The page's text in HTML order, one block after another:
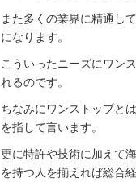
また多くの業界に精通し
になります。
こういったニーズにワン
れるのです。
ちなみにワンストップと
を指して言います。
更に特許や技術に加えて
を持つ人を揃えれば総合